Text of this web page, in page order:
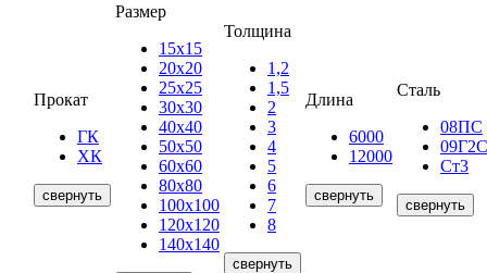
Прокат
ГК
ХК
свернуть
Размер
15х15
20х20
25х25
30х30
40х40
50х50
60х60
80х80
100х100
120х120
140х140
Толщина
1,2
1,5
2
3
4
5
6
7
8
свернуть
Длина
6000
12000
свернуть
Сталь
08ПС
09Г2С
Ст3
свернуть